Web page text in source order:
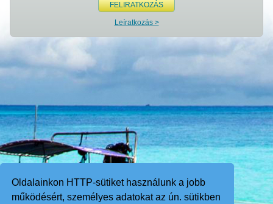
Oldalainkon HTTP-sütiket használunk a jobb
működésért, személyes adatokat az ún. sütikben
FELIRATKOZÁS
Leíratkozás >